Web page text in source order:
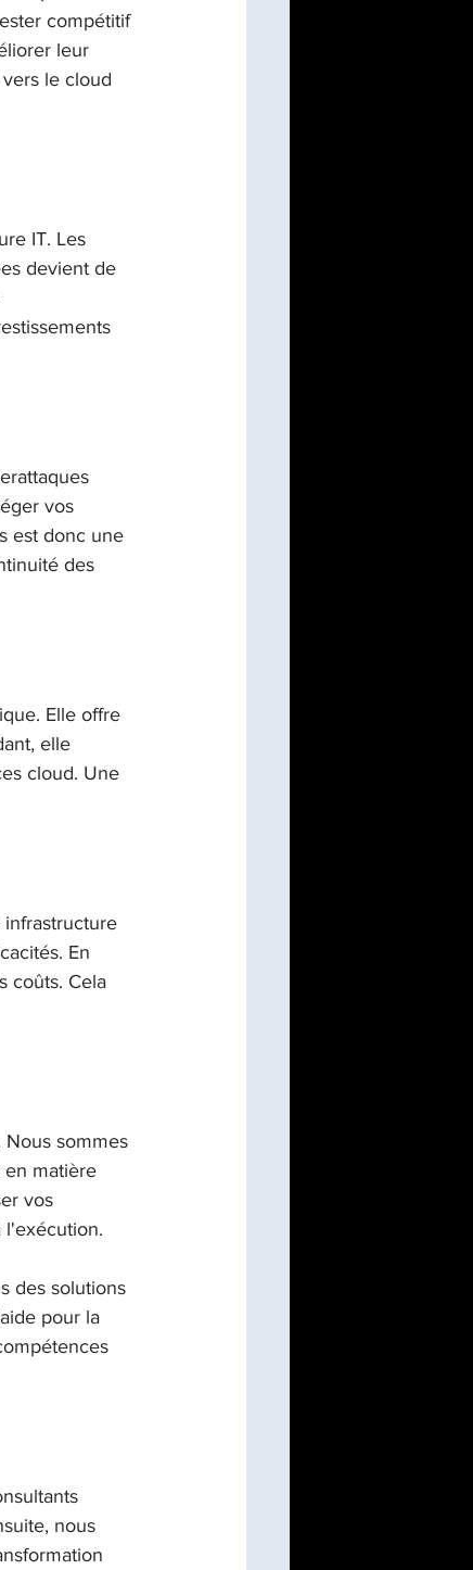
programme/PMO
compétitif
leur
le cloud
IT. Les
devient de
vos
est donc une
des
Elle offre
elle
cloud. Une
En
coûts. Cela
Nous sommes
en matière
vos
l'exécution.
des solutions
pour la
nous